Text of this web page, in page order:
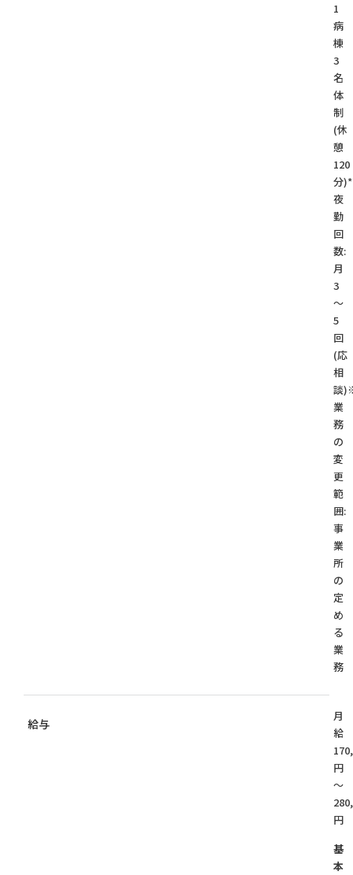
1
病
棟
3
名
体
制
(休
憩
120
分)*
夜
勤
回
数:
月
3
～
5
回
(応
相
談
業
務
の
変
更
範
囲:
事
業
所
の
定
め
る
業
務
給与
月
給
円
～
円
基
本